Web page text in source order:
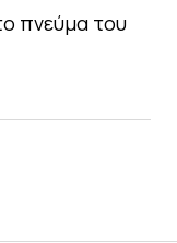
πνεύμα του